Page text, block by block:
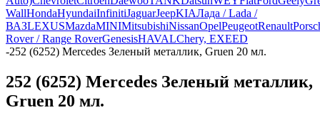
WallHondaHyundaiInfinitiJaguarJeepKIAЛада / Lada /
ВАЗLEXUSMazdaMINIMitsubishiNissanOpelPeugeotRenault
Rover / Range RoverGenesisHAVALChery, EXEED
-252 (6252) Mercedes Зеленый металлик, Gruen 20 мл.
252 (6252) Mercedes Зеленый металлик,
Gruen 20 мл.